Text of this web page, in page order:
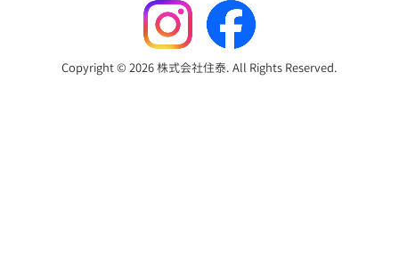
Copyright © 2026 株式会社住泰. All Rights Reserved.